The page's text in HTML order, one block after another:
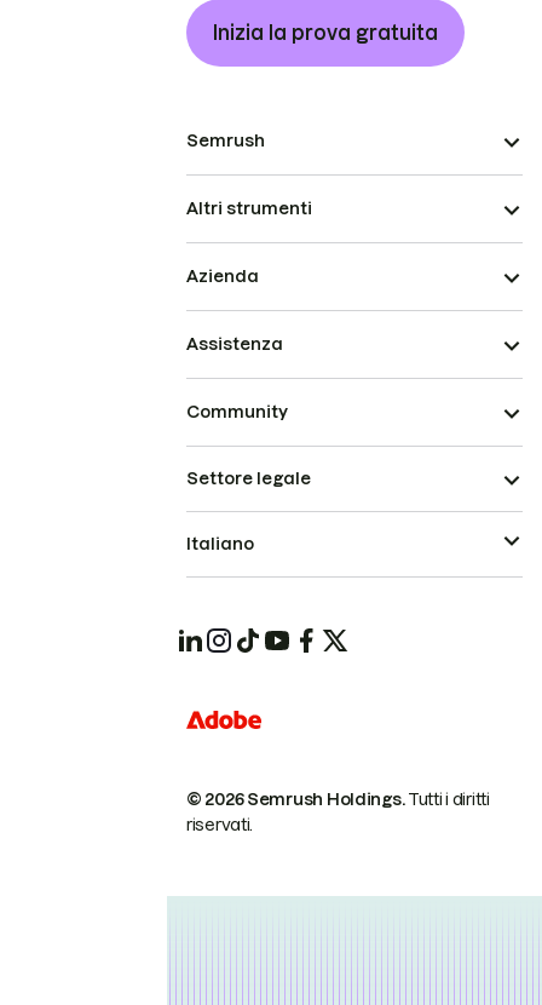
Inizia la prova gratuita
Semrush
Altri strumenti
Azienda
Assistenza
Community
© 2026 Semrush Holdings.Tutti i diritti
riservati.
Settore legale
Italiano